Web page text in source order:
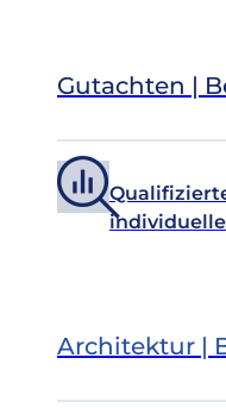
Gutachten |
Architektur |